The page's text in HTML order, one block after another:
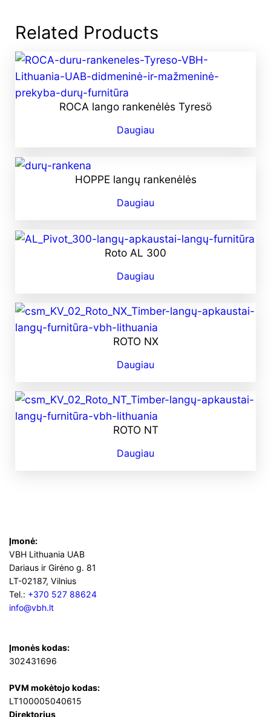
Related Products
ROCA lango rankenėlės Tyresö
Daugiau
HOPPE langų rankenėlės
Daugiau
Roto AL 300
Daugiau
ROTO NX
Daugiau
ROTO NT
Daugiau
Įmonė:
VBH Lithuania UAB
Dariaus ir Girėno g. 81
LT-02187, Vilnius
Tel.: +370 527 88624
info@vbh.lt
Įmonės kodas:
302431696
PVM mokėtojo kodas:
LT100005040615
Direktorius